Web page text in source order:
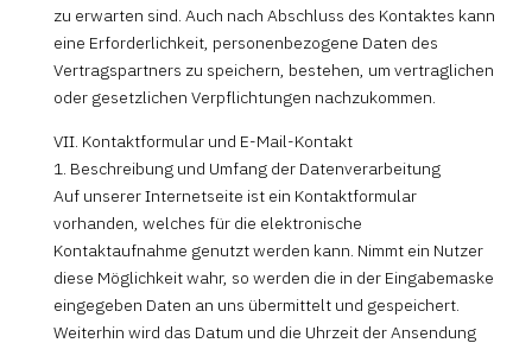
zu erwarten sind. Auch nach Abschluss des Kontaktes kann
eine Erforderlichkeit, personenbezogene Daten des
Vertragspartners zu speichern, bestehen, um vertraglichen
oder gesetzlichen Verpflichtungen nachzukommen.
VII. Kontaktformular und E-Mail-Kontakt
1. Beschreibung und Umfang der Datenverarbeitung
Auf unserer Internetseite ist ein Kontaktformular
vorhanden, welches für die elektronische
Kontaktaufnahme genutzt werden kann. Nimmt ein Nutzer
diese Möglichkeit wahr, so werden die in der Eingabemaske
eingegeben Daten an uns übermittelt und gespeichert.
Weiterhin wird das Datum und die Uhrzeit der Ansendung